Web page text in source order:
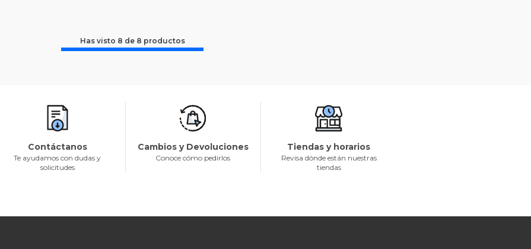
Has visto 8 de 8 productos
Contáctanos
Te ayudamos con dudas y
solicitudes
Cambios y Devoluciones
Conoce cómo pedirlos
Tiendas y horarios
Revisa dónde están nuestras
tiendas